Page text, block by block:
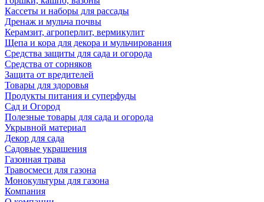
Кассеты и наборы для рассады
Дренаж и мульча почвы
Керамзит, агроперлит, вермикулит
Щепа и кора для декора и мульчирования
Средства защиты для сада и огорода
Средства от сорняков
Защита от вредителей
Товары для здоровья
Продукты питания и суперфуды
Сад и Огород
Полезные товары для сада и огорода
Укрывной материал
Декор для сада
Садовые украшения
Газонная трава
Травосмеси для газона
Монокультуры для газона
Компания